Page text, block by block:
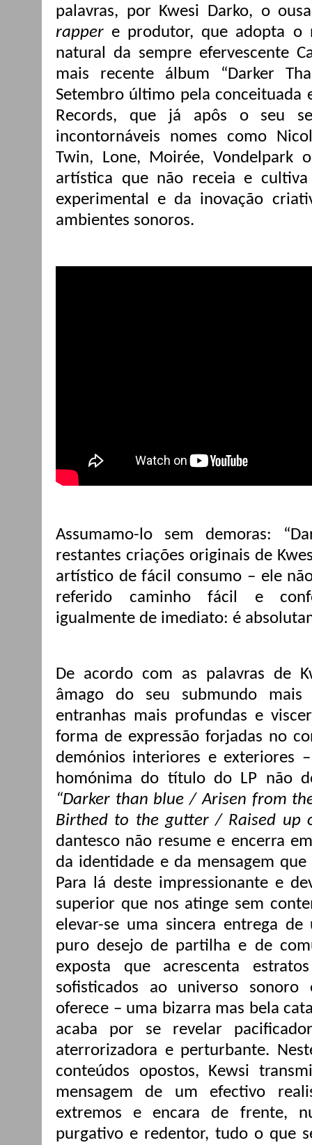
palavras, por Kwesi Darko, o
rapper e produtor, que adopta o
natural da sempre efervescente
mais recente álbum “Darker
Setembro último pela conceituada
Records, que já apôs o seu
incontornáveis nomes como
Twin, Lone, Moirée, Vondelpark
artística que não receia e
experimental e da inovação
ambientes sonoros.
Assumamo-lo sem demoras:
restantes criações originais de
artístico de fácil consumo – ele
referido caminho fácil e
igualmente de imediato: é
De acordo com as palavras de
âmago do seu submundo
entranhas mais profundas e
forma de expressão forjadas no
demónios interiores e exteriores
homónima do título do LP não
“Darker than blue / Arisen from
Birthed to the gutter / Raised up
dantesco não resume e encerra
da identidade e da mensagem
Para lá deste impressionante e
superior que nos atinge sem
elevar-se uma sincera entrega
puro desejo de partilha e de
exposta que acrescenta
sofisticados ao universo
oferece – uma bizarra mas bela
acaba por se revelar
aterrorizadora e perturbante.
conteúdos opostos, Kewsi
mensagem de um efectivo
extremos e encara de frente,
purgativo e redentor, tudo o que